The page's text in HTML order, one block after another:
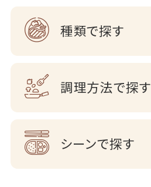
種類で探す
調理方法で探す
シーンで探す